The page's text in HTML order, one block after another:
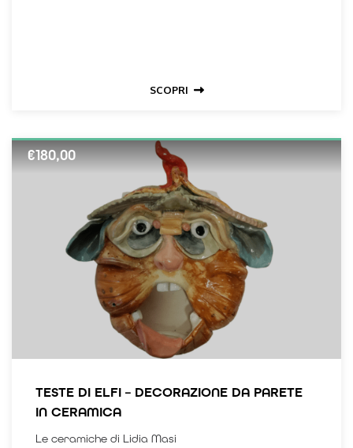
SCOPRI
€180,00
TESTE DI ELFI – DECORAZIONE DA PARETE
IN CERAMICA
Le ceramiche di Lidia Masi